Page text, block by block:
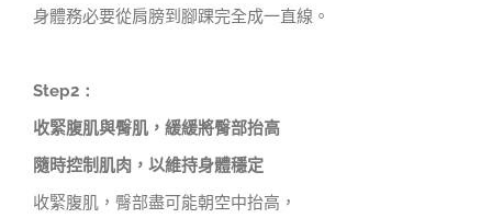
身體務必要從肩膀到腳踝完全成一直線。
Step2：
收緊腹肌與臀肌，緩緩將臀部抬高
隨時控制肌肉，以維持身體穩定
收緊腹肌，臀部盡可能朝空中抬高，